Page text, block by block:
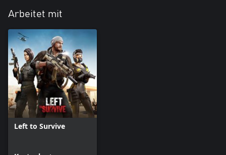
Arbeitet mit
Left to Survive